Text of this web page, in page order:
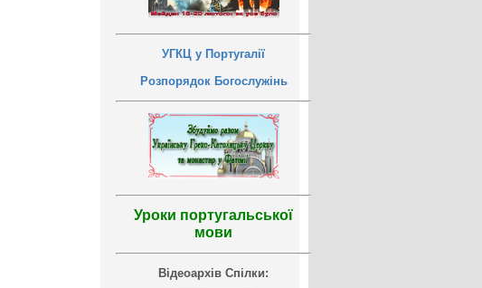
УГКЦ у Португалії
Розпорядок Богослужінь
Уроки португальської
мови
Відеоархів Спілки: